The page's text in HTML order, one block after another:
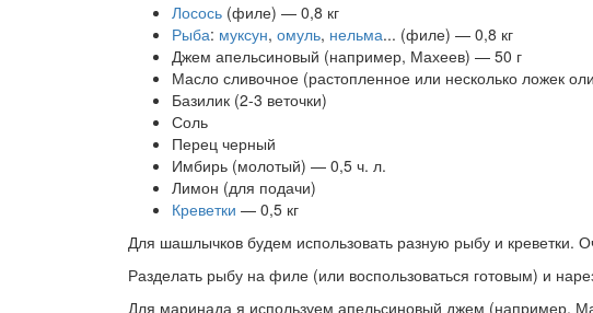
Лосось (филе) — 0,8 кг
Рыба: муксун, омуль, нельма... (филе) — 0,8 кг
Джем апельсиновый (например, Махеев) — 50 г
Масло сливочное (растопленное или несколько ложек
Базилик (2-3 веточки)
Соль
Перец черный
Имбирь (молотый) — 0,5 ч. л.
Лимон (для подачи)
Креветки — 0,5 кг
Для шашлычков будем использовать разную рыбу и креветки.
Разделать рыбу на филе (или воспользоваться готовым) и
Для маринада я используем апельсиновый джем (например,